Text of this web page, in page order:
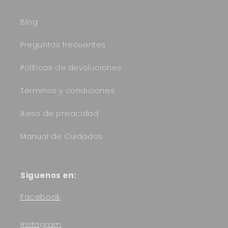
Blog
Preguntas frecuentes
Políticas de devoluciones
Términos y condiciones
Aviso de privacidad
Manual de Cuidados
Siguenos en:
Facebook
Instagram